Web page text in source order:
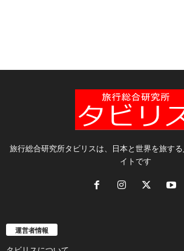
旅行総合研究所タビリスは、日本と世界を旅す
イトです
運営者情報